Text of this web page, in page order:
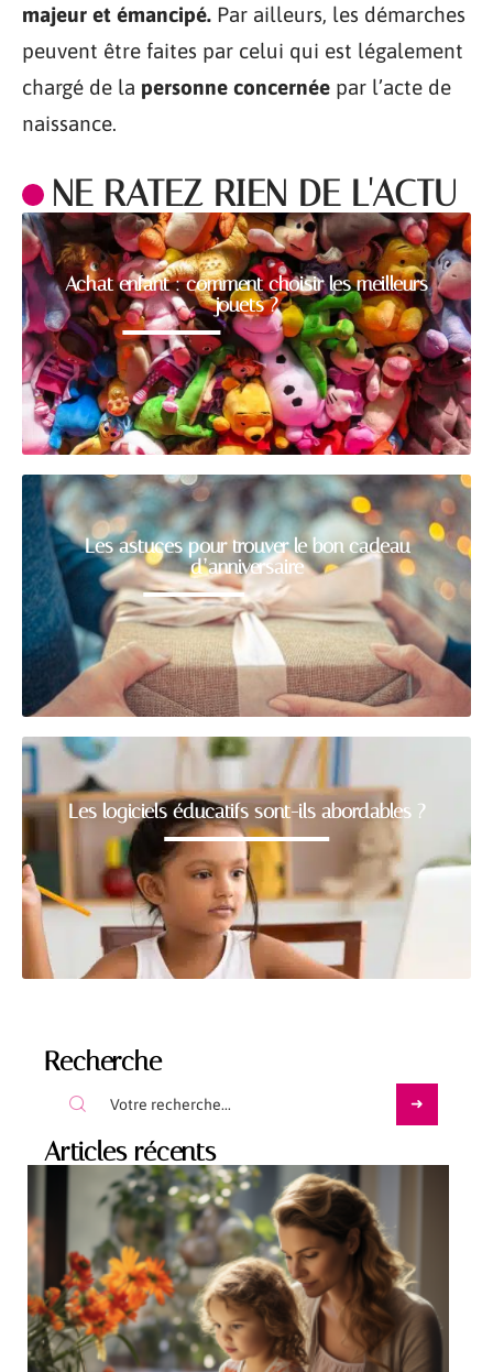
majeur et émancipé. Par ailleurs, les démarches
peuvent être faites par celui qui est légalement
chargé de la personne concernée par l’acte de
naissance.
NE RATEZ RIEN DE L'ACTU
Achat enfant : comment choisir les meilleurs
jouets ?
Les astuces pour trouver le bon cadeau
d’anniversaire
Les logiciels éducatifs sont-ils abordables ?
Recherche
Articles récents